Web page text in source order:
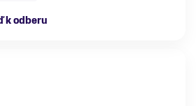
k odberu